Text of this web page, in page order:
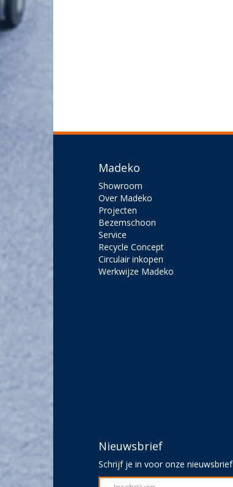
Madeko
Showroom
Over Madeko
Projecten
Bezemschoon
Service
Recycle Concept
Circulair inkopen
Werkwijze Madeko
Nieuwsbrief
Schrijf je in voor onze nieuwsbrief